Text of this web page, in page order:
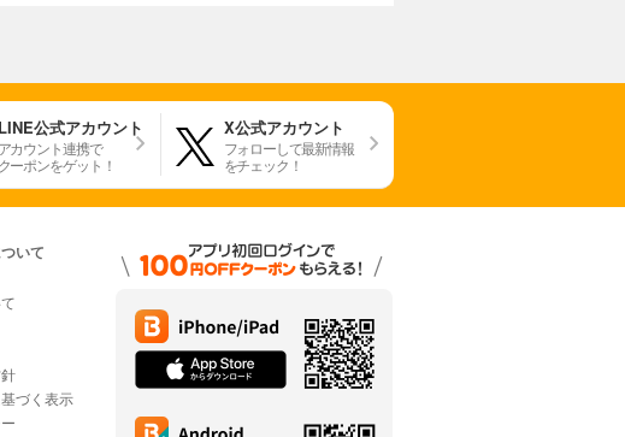
LINE公式アカウント
アカウント連携で
クーポンをゲット！
X公式アカウント
フォローして最新情報
をチェック！
いて
づく表示